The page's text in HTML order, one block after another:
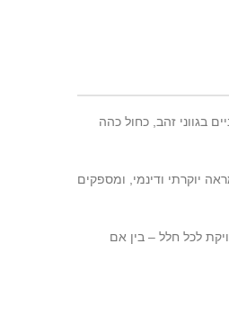
בגווני זהב, כחול כהה
יוקרתי ודינמי, ומספקים
לכל חלל – בין אם